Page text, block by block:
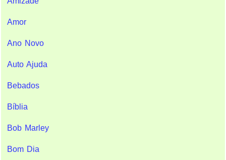
Amor
Ano Novo
Auto Ajuda
Bebados
Bíblia
Bob Marley
Bom Dia